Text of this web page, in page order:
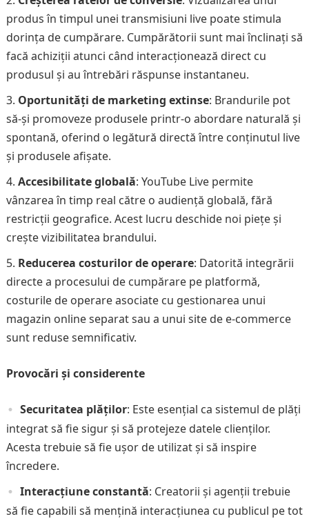
produs în timpul unei transmisiuni live poate stimula
dorința de cumpărare. Cumpărătorii sunt mai înclinați să
facă achiziții atunci când interacționează direct cu
produsul și au întrebări răspunse instantaneu.
Oportunități de marketing extinse: Brandurile pot
să-și promoveze produsele printr-o abordare naturală și
spontană, oferind o legătură directă între conținutul live
și produsele afișate.
Accesibilitate globală: YouTube Live permite
vânzarea în timp real către o audiență globală, fără
restricții geografice. Acest lucru deschide noi piețe și
crește vizibilitatea brandului.
Reducerea costurilor de operare: Datorită integrării
directe a procesului de cumpărare pe platformă,
costurile de operare asociate cu gestionarea unui
magazin online separat sau a unui site de e-commerce
sunt reduse semnificativ.
Provocări și considerente
Securitatea plăților: Este esențial ca sistemul de plăți
integrat să fie sigur și să protejeze datele clienților.
Acesta trebuie să fie ușor de utilizat și să inspire
încredere.
Interacțiune constantă: Creatorii și agenții trebuie
să fie capabili să mențină interacțiunea cu publicul pe tot